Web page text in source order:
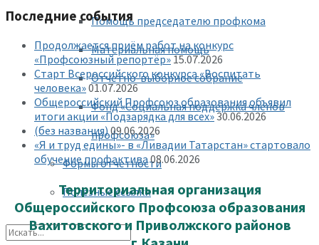
Помощь председателю профкома
Материальная помощь
Отчетно-выборное собрание
Фонд «Социальная поддержка членов
профсоюза»
Формы отчетности
Полезные ссылки
Последние события
Продолжается приём работ на конкурс
«Профсоюзный репортёр»15.07.2026
Старт Всероссийского конкурса «Воспитать
человека»01.07.2026
Общероссийский Профсоюз образования объявил
итоги акции «Подзарядка для всех»30.06.2026
(без названия)09.06.2026
«Я и труд едины»- в «Ливадии Татарстан» стартовало
обучение профактива08.06.2026
Территориальная организация
Общероссийского Профсоюза образования
Вахитовского и Приволжского районов